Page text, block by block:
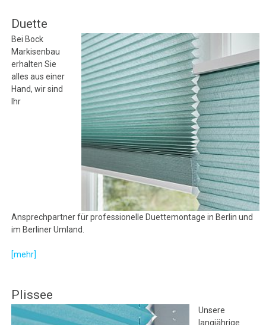
Duette
Bei Bock
Markisenbau
erhalten Sie
alles aus einer
Hand, wir sind
Ihr
Ansprechpartner für professionelle Duettemontage in Berlin und
im Berliner Umland.
[mehr]
Plissee
Unsere
langjährige